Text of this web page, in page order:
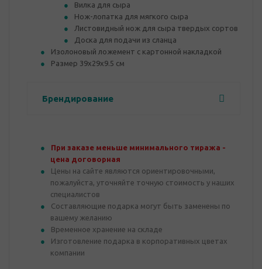
Вилка для сыра
Нож-лопатка для мягкого сыра
Листовидный нож для сыра твердых сортов
Доска для подачи из сланца
Изолоновый ложемент с картонной накладкой
Размер 39х29х9.5 см
Брендирование
При заказе меньше минимального тиража -
цена договорная
Цены на сайте являются ориентировочными,
пожалуйста, уточняйте точную стоимость у наших
специалистов
Составляющие подарка могут быть заменены по
вашему желанию
Временное хранение на складе
Изготовление подарка в корпоративных цветах
компании